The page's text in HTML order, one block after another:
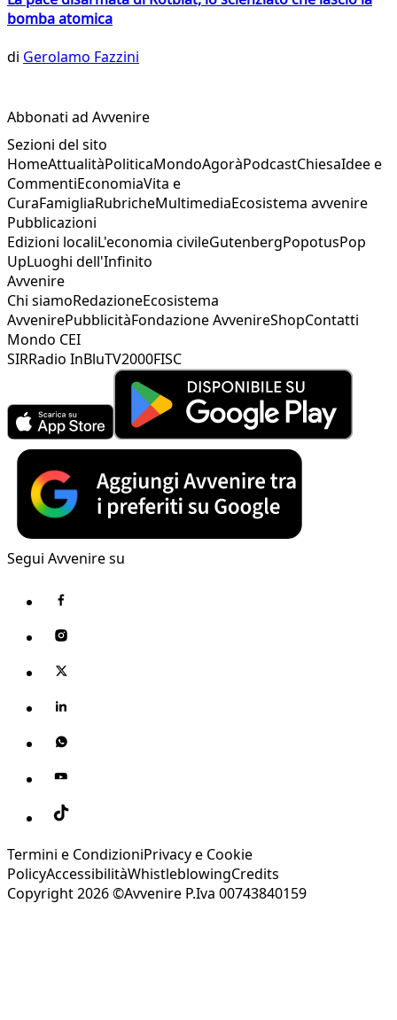
bomba atomica
di Gerolamo Fazzini
Abbonati ad Avvenire
Sezioni del sito
HomeAttualitàPoliticaMondoAgoràPodcastChiesaIdee e
CommentiEconomiaVita e
CuraFamigliaRubricheMultimediaEcosistema avvenire
Pubblicazioni
Edizioni localiL'economia civileGutenbergPopotusPop
UpLuoghi dell'Infinito
Avvenire
Chi siamoRedazioneEcosistema
AvvenirePubblicitàFondazione AvvenireShopContatti
Mondo CEI
SIRRadio InBluTV2000FISC
Segui Avvenire su
Termini e CondizioniPrivacy e Cookie
PolicyAccessibilitàWhistleblowingCredits
Copyright 2026 ©Avvenire P.Iva 00743840159